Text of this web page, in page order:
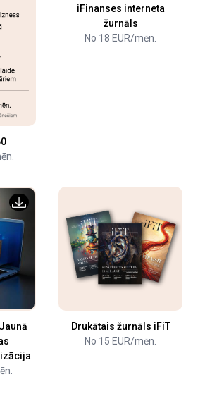
iFinanses interneta
žurnāls
No 18 EUR/mēn.
Drukātais žurnāls iFiT
No 15 EUR/mēn.